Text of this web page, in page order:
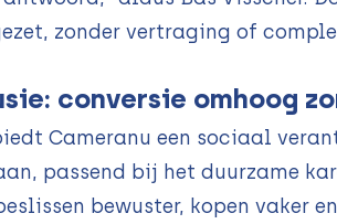
zonder vertraging of
conversie omhoog
Cameranu een sociaal
passend bij het duurzame
bewuster, kopen vaker